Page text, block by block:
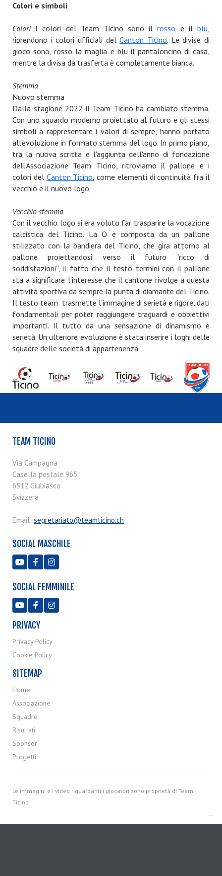
Colori e simboli
Colori I colori del Team Ticino sono ilrosso e ilblu,
riprendono i colori ufficiali delCanton Ticino. Le divise di
gioco sono, rosso la maglia e blu il pantaloncino di casa,
mentre la divisa da trasferta è completamente bianca.
Stemma
Nuovo stemma
Dalla stagione 2022 il Team Ticino ha cambiato stemma.
Con uno sguardo moderno proiettato al futuro e gli stessi
simboli a rappresentare i valori di sempre, hanno portato
all'evoluzione in formato stemma del logo. In primo piano,
tra la nuova scritta e l'aggiunta dell'anno di fondazione
dell'Associazione Team Ticino, ritroviamo il pallone e i
colori del Canton Ticino, come elementi di continuità fra il
vecchio e il nuovo logo.
Vecchio stemma
Con il vecchio logo si era voluto far trasparire la vocazione
calcistica del Ticino. La O è composta da un pallone
stilizzato con la bandiera del Ticino, che gira attorno al
pallone proiettandosi verso il futuro “ricco di
soddisfazioni”, il fatto che il testo termini con il pallone
sta a significare l’interesse che il cantone rivolge a questa
attività sportiva da sempre la punta di diamante del Ticino.
Il testo team trasmette l’immagine di serietà e rigore, dati
fondamentali per poter raggiungere traguardi e obbiettivi
importanti. Il tutto da una sensazione di dinamismo e
serietà. Un ulteriore evoluzione è stata inserire i loghi delle
squadre delle società di appartenenza.
TEAM TICINO
Via Campagna
Casella postale 965
6512 Giubiasco
Svizzera
Email: segretariato@teamticino.ch
SOCIAL MASCHILE
  
SOCIAL FEMMINILE
  
PRIVACY
Privacy Policy
Cookie Policy
SITEMAP
Home
Associazione
Squadre
Risultati
Sponsor
Progetti
Le immagini e i video riguardanti i giocatori sono proprietà di Team
Ticino